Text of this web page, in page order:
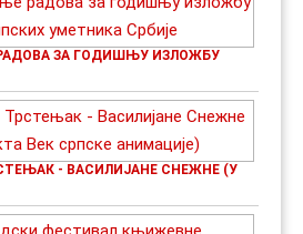
ЗА ГОДИШЊУ ИЗЛОЖБУ
- ВАСИЛИЈАНЕ СНЕЖНЕ (У